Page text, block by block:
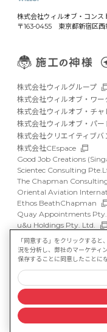
株式会社ウィルオブ・コンス
〒163-0455 東京都新宿区西
株式会社ウィルグループ
株式会社ウィルオブ・ワー
株式会社ウィルオブ・チャ
株式会社ウィルオブ・パー
株式会社クリエイティブバ
株式会社CEspace
Good Job Creations
Scientec Consulting
The Chapman
Oriental Aviation
Ethos BeathChapman
Quay Appointments
u&u Holdings Pty. Ltd.
DFP Recruitment
Asia Recruit Holdings
WILLOF Vietnam
サイトマップ
マルチス
情報セキュリティ基本方針
©WILLOF
「同意する」をクリックする
況を分析し、弊社のマーケティ
保存することに同意したことに